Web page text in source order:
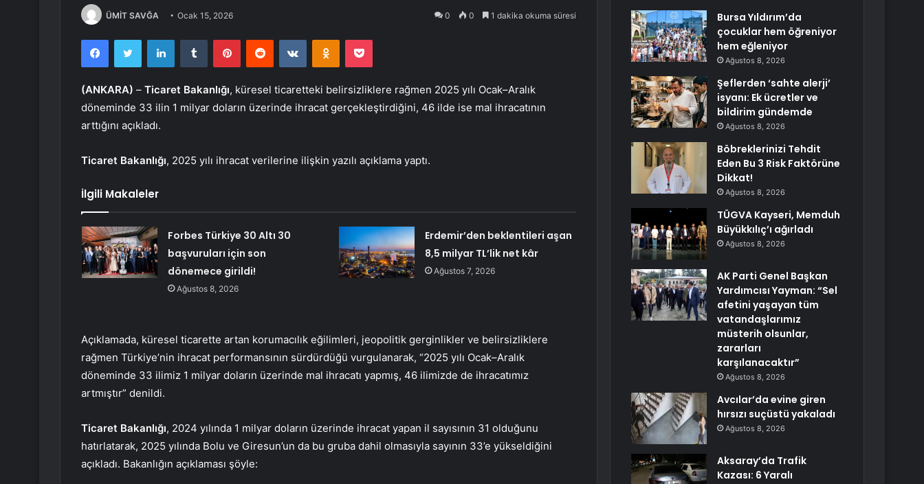
ÜMİT SAVĞA Ocak 15, 2026 0 0 1 dakika okuma süresi
FacebookTwitter LinkedInTumblr PinterestReddit VKontakteOdnoklassniki
Pocket
(ANKARA) – Ticaret Bakanlığı, küresel ticaretteki belirsizliklere rağmen 2025 yılı Ocak–Aralık
döneminde 33 ilin 1 milyar doların üzerinde ihracat gerçekleştirdiğini, 46 ilde ise mal ihracatının
arttığını açıkladı.
Ticaret Bakanlığı, 2025 yılı ihracat verilerine ilişkin yazılı açıklama yaptı.
İlgili Makaleler
Forbes Türkiye 30 Altı 30
başvuruları için son
dönemece girildi!
Ağustos 8, 2026
Erdemir’den beklentileri aşan
8,5 milyar TL’lik net kâr
Ağustos 7, 2026
Açıklamada, küresel ticarette artan korumacılık eğilimleri, jeopolitik gerginlikler ve belirsizliklere
rağmen Türkiye’nin ihracat performansının sürdürdüğü vurgulanarak, “2025 yılı Ocak–Aralık
döneminde 33 ilimiz 1 milyar doların üzerinde mal ihracatı yapmış, 46 ilimizde de ihracatımız
artmıştır” denildi.
Ticaret Bakanlığı, 2024 yılında 1 milyar doların üzerinde ihracat yapan il sayısının 31 olduğunu
hatırlatarak, 2025 yılında Bolu ve Giresun’un da bu gruba dahil olmasıyla sayının 33’e yükseldiğini
açıkladı. Bakanlığın açıklaması şöyle:
Bursa Yıldırım’da
çocuklar hem öğreniyor
hem eğleniyor
Ağustos 8, 2026
Şeflerden ‘sahte alerji’
isyanı: Ek ücretler ve
bildirim gündemde
Ağustos 8, 2026
Böbreklerinizi Tehdit
Eden Bu 3 Risk Faktörüne
Dikkat!
Ağustos 8, 2026
TÜGVA Kayseri, Memduh
Büyükkılıç’ı ağırladı
Ağustos 8, 2026
AK Parti Genel Başkan
Yardımcısı Yayman: “Sel
afetini yaşayan tüm
vatandaşlarımız
müsterih olsunlar,
zararları
karşılanacaktır”
Ağustos 8, 2026
Avcılar’da evine giren
hırsızı suçüstü yakaladı
Ağustos 8, 2026
Aksaray’da Trafik
Kazası: 6 Yaralı